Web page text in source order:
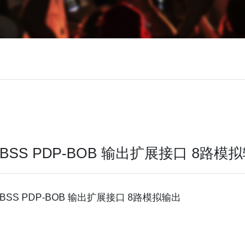
BSS PDP-BOB 输出扩展接口 8路模拟
BSS PDP-BOB 输出扩展接口 8路模拟输出